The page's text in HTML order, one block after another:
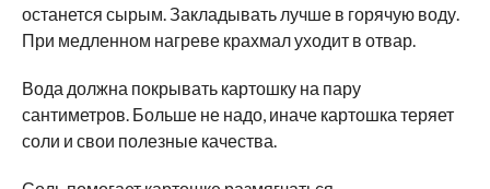
останется сырым. Закладывать лучше в горячую воду.
При медленном нагреве крахмал уходит в отвар.
Вода должна покрывать картошку на пару
сантиметров. Больше не надо, иначе картошка теряет
соли и свои полезные качества.